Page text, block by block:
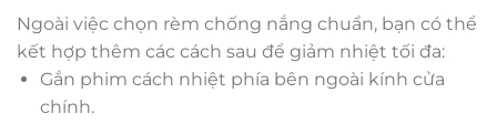
Ngoài việc chọn rèm chống nắng chuẩn, bạn có thể
kết hợp thêm các cách sau để giảm nhiệt tối đa:
Gắn phim cách nhiệt phía bên ngoài kính cửa
chính.